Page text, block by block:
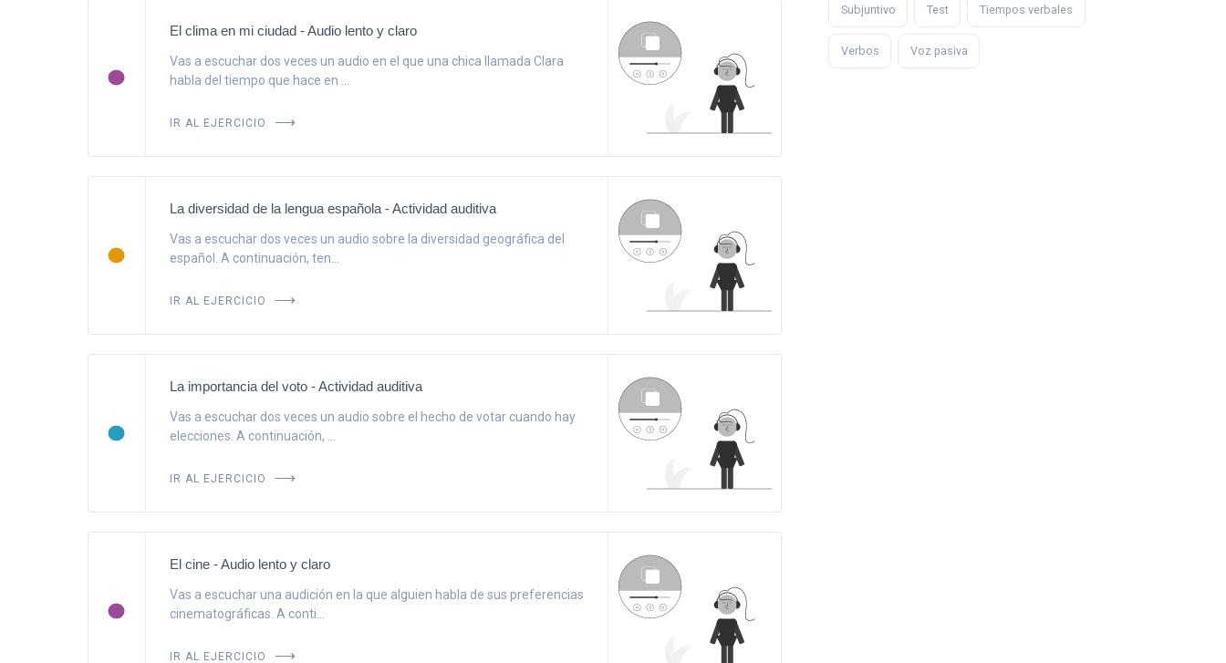
El clima en mi ciudad - Audio lento y claro
Vas a escuchar dos veces un audio en el que una chica llamada Clara
habla del tiempo que hace en ...
IR AL EJERCICIO
La diversidad de la lengua española - Actividad auditiva
Vas a escuchar dos veces un audio sobre la diversidad geográfica del
español. A continuación, ten...
IR AL EJERCICIO
La importancia del voto - Actividad auditiva
Vas a escuchar dos veces un audio sobre el hecho de votar cuando hay
elecciones. A continuación, ...
IR AL EJERCICIO
El cine - Audio lento y claro
Vas a escuchar una audición en la que alguien habla de sus preferencias
cinematográficas. A conti...
IR AL EJERCICIO
Subjuntivo Test Tiempos verbales
Verbos Voz pasiva